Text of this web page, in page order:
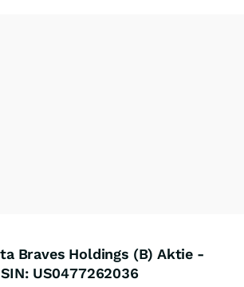
Braves Holdings (B) Aktie -
US0477262036